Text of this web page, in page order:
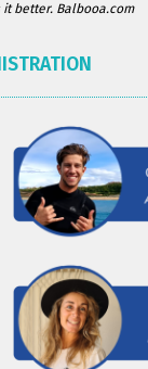
better. Balbooa.com